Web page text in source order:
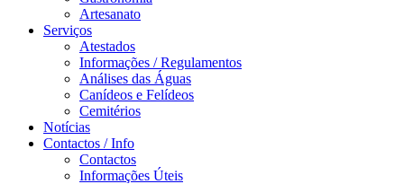
Artesanato
Serviços
Atestados
Informações / Regulamentos
Análises das Águas
Canídeos e Felídeos
Cemitérios
Notícias
Contactos / Info
Contactos
Informações Úteis